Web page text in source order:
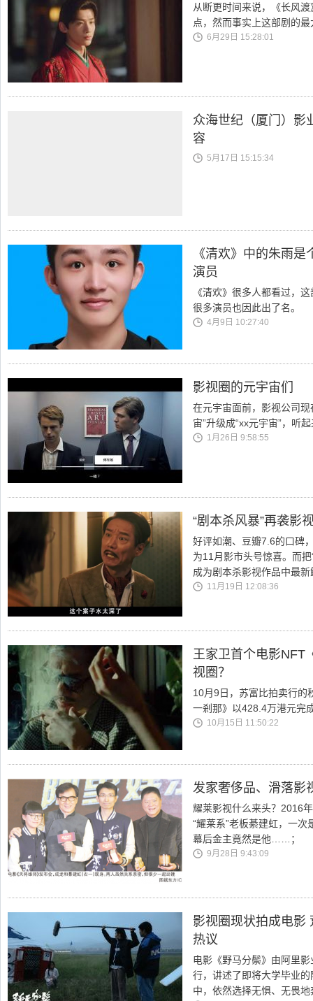
从断更时间来说，《长风
点，然而事实上这部剧的
6月29日 15:28:01
众海世纪（厦门）影
容
5月17日 15:15:34
《清欢》中的朱雨
演员
《清欢》很多人都看过，
很多演员也因此出了名。
4月9日 10:27:40
影视圈的元宇宙们
在元宇宙面前，影视公司
宙”升级成“xx元宇宙”，听
1月26日 9:58:55
“剧本杀风暴”再袭影
好评如潮、豆瓣7.6的口碑
为11月影市头号惊喜。而
成为剧本杀影视作品中最
11月19日 12:08:36
王家卫首个电影NFT
视圈？
10月9日，苏富比拍卖行
一剎那》以428.4万港元完
10月15日 11:50:22
发家奢侈品、滑落影
耀莱影视什么来头？2016
“耀莱系”老板綦建虹，一
幕后金主竟然是他……；
9月28日 9:43:09
影视圈现状拍成电影
热议
电影《野马分鬃》由阿里
行，讲述了即将大学毕业
中，依然选择无惧、无畏